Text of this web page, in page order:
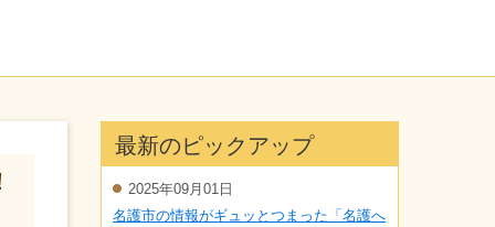
最新のピックアップ
2025年09月01日
名護市の情報がギュッとつまった「名護へ